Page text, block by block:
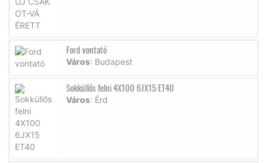
Ford vontató
Város: Budapest
Sokküllős felni 4X100 6JX15 ET40
Város: Érd